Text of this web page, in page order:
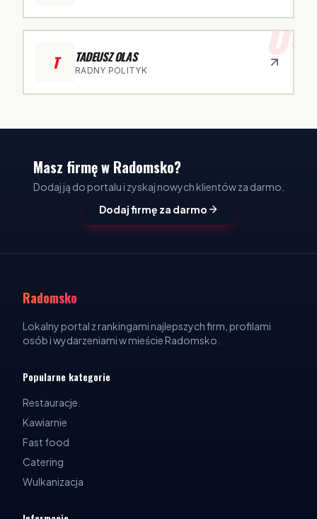
04
T TADEUSZ OLAS
RADNY POLITYK
Masz firmę w Radomsko?
Dodaj ją do portalu i zyskaj nowych klientów za darmo.
Dodaj firmę za darmo
Radomsko
Lokalny portal z rankingami najlepszych firm, profilami
osób i wydarzeniami w mieście Radomsko.
Popularne kategorie
Restauracje
Kawiarnie
Fast food
Catering
Wulkanizacja